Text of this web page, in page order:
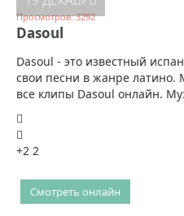
Просмотров: 3292
Dasoul
Dasoul - это известный
свои песни в жанре латино.
все клипы Dasoul онлайн.
+2 2
Смотреть онлайн